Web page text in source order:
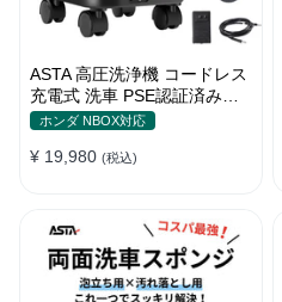
ASTA 高圧洗浄機 コードレス
充電式 洗車 PSE認証済み
13Lバケツ一体型 折りたたみ
360度回転ノズル トリガーガ
キャスター付属 水道接続不要
多機能コンパクト収納
ホンダ NBOX対応
¥ 19,980 (税込)